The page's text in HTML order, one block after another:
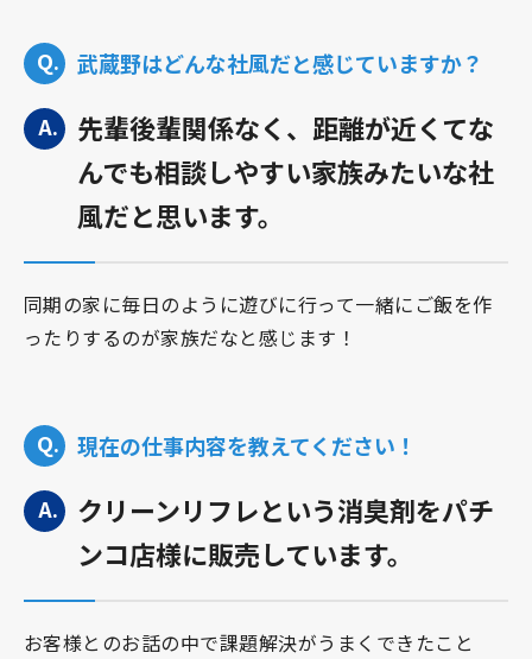
武蔵野はどんな社風だと感じていますか？
先輩後輩関係なく、距離が近くてな
んでも相談しやすい家族みたいな社
風だと思います。
同期の家に毎日のように遊びに行って一緒にご飯を作
ったりするのが家族だなと感じます！
現在の仕事内容を教えてください！
クリーンリフレという消臭剤をパチ
ンコ店様に販売しています。
お客様とのお話の中で課題解決がうまくできたこと